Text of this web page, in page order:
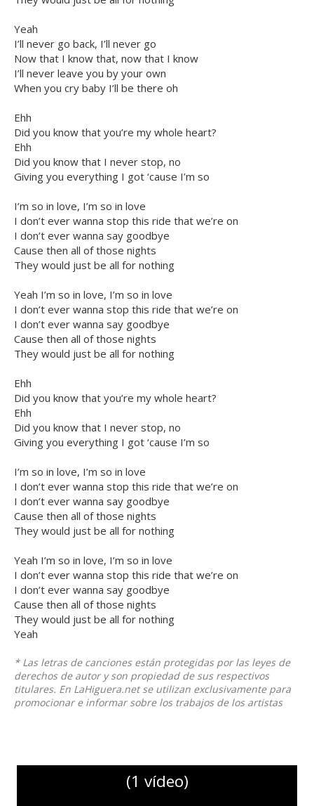
Yeah
I’ll never go back, I’ll never go
Now that I know that, now that I know
I’ll never leave you by your own
When you cry baby I’ll be there oh
Ehh
Did you know that you’re my whole heart?
Ehh
Did you know that I never stop, no
Giving you everything I got ‘cause I’m so
I’m so in love, I’m so in love
I don’t ever wanna stop this ride that we’re on
I don’t ever wanna say goodbye
Cause then all of those nights
They would just be all for nothing
Yeah I’m so in love, I’m so in love
I don’t ever wanna stop this ride that we’re on
I don’t ever wanna say goodbye
Cause then all of those nights
They would just be all for nothing
Ehh
Did you know that you’re my whole heart?
Ehh
Did you know that I never stop, no
Giving you everything I got ‘cause I’m so
I’m so in love, I’m so in love
I don’t ever wanna stop this ride that we’re on
I don’t ever wanna say goodbye
Cause then all of those nights
They would just be all for nothing
Yeah I’m so in love, I’m so in love
I don’t ever wanna stop this ride that we’re on
I don’t ever wanna say goodbye
Cause then all of those nights
They would just be all for nothing
Yeah
* Las letras de canciones están protegidas por las leyes de
derechos de autor y son propiedad de sus respectivos
titulares. En LaHiguera.net se utilizan exclusivamente para
promocionar e informar sobre los trabajos de los artistas
(1 vídeo)